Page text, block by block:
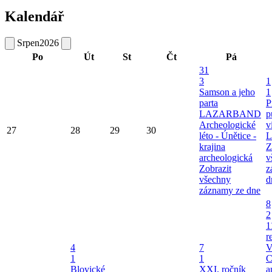
Kalendář
Srpen2026
Po
Út St Čt Pá
27 28 29 30
31
3
Samson a jeho
parta
LAZARBAND
Archeologické
léto - Únětice -
krajina
archeologická
Zobrazit
všechny
záznamy ze dne
1
1
4
1
Blovické
7
1
XXI. ročník
8
2